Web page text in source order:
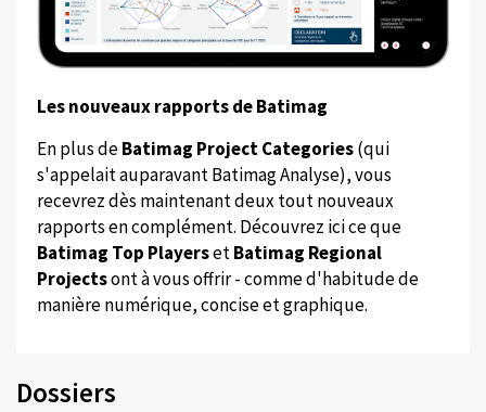
Les nouveaux rapports de Batimag
En plus deBatimag Project Categories(qui
s'appelait auparavant Batimag Analyse), vous
recevrez dès maintenant deux tout nouveaux
rapports en complément. Découvrez ici ce que
Batimag Top PlayersetBatimag Regional
Projectsont à vous offrir - comme d'habitude de
manière numérique, concise et graphique.
Dossiers